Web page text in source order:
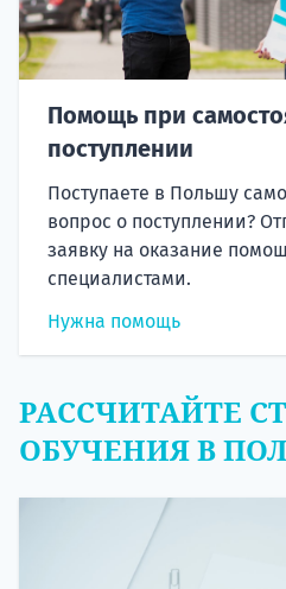
Помощь при
поступлении
Поступаете в Польшу
вопрос о поступлении?
заявку на оказание
специалистами.
Нужна помощь
РАССЧИТАЙТЕ
ОБУЧЕНИЯ В